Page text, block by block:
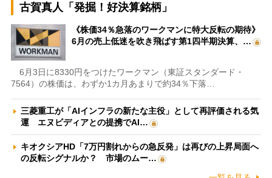
古賀真人「発掘！好決算銘柄」
《株価34％急落のワークマンに特大反転の期待》
6月の売上低迷を吹き飛ばす第1四半期決算、…
6月3日に8330円をつけたワークマン（東証スタンダード・
7564）の株価は、わずか1カ月あまりで約34％下落…
三菱重工が「AIインフラの新たな主役」として再評価される気
運 エヌビディアとの提携でAI…
キオクシアHD「7万円割れからの急反発」は再びの上昇局面へ
の反転シグナルか？ 市場のムー…